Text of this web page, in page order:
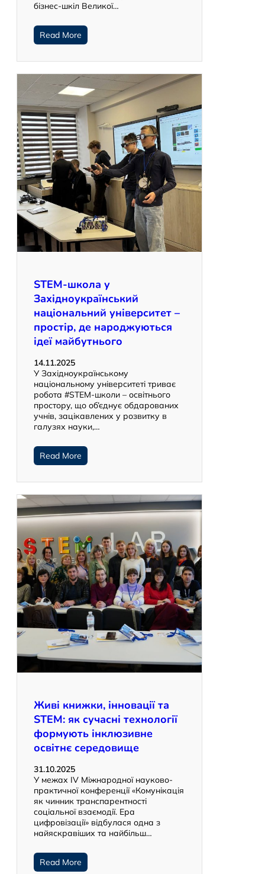
бізнес-шкіл Великої…
Read More
STEM-школа у
Західноукраїнський
національний університет –
простір, де народжуються
ідеї майбутнього
14.11.2025
У Західноукраїнському
національному університеті триває
робота #STEM-школи – освітнього
простору, що об’єднує обдарованих
учнів, зацікавлених у розвитку в
галузях науки,…
Read More
Живі книжки, інновації та
STEM: як сучасні технології
формують інклюзивне
освітнє середовище
31.10.2025
У межах IV Міжнародної науково-
практичної конференції «Комунікація
як чинник транспарентності
соціальної взаємодії. Ера
цифровізації» відбулася одна з
найяскравіших та найбільш…
Read More